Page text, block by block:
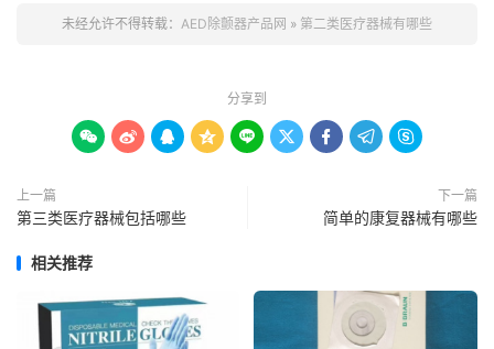
未经允许不得转载： AED除颤器产品网 » 第二类医疗器械有哪些
分享到
        
上一篇
第三类医疗器械包括哪些
下一篇
简单的康复器械有哪些
相关推荐